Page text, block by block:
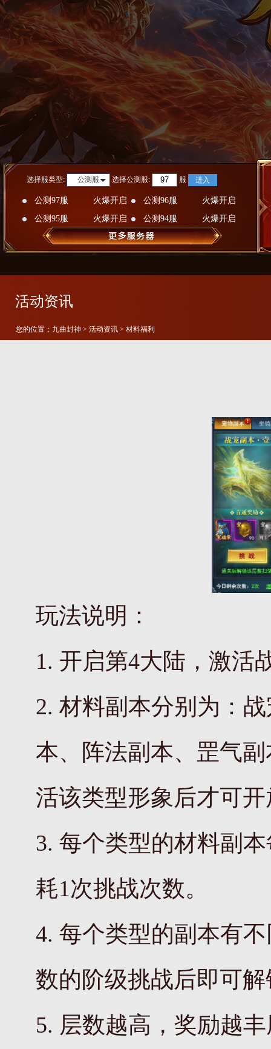
选择服类型: 公测服 选择公测服: 服 进入
公测97服 火爆开启 公测96服
火爆开启
公测95服
火爆开启 公测94服 火爆开启
活动资讯
您的位置： 九曲封神 > 活动资讯 > 材料福利
玩法说明：
1. 开启第4大陆，激活
2. 材料副本分别为：
本、阵法副本、罡气
活该类型形象后才可
3. 每个类型的材料副
耗1次挑战次数。
4. 每个类型的副本有
数的阶级挑战后即可
5. 层数越高，奖励越